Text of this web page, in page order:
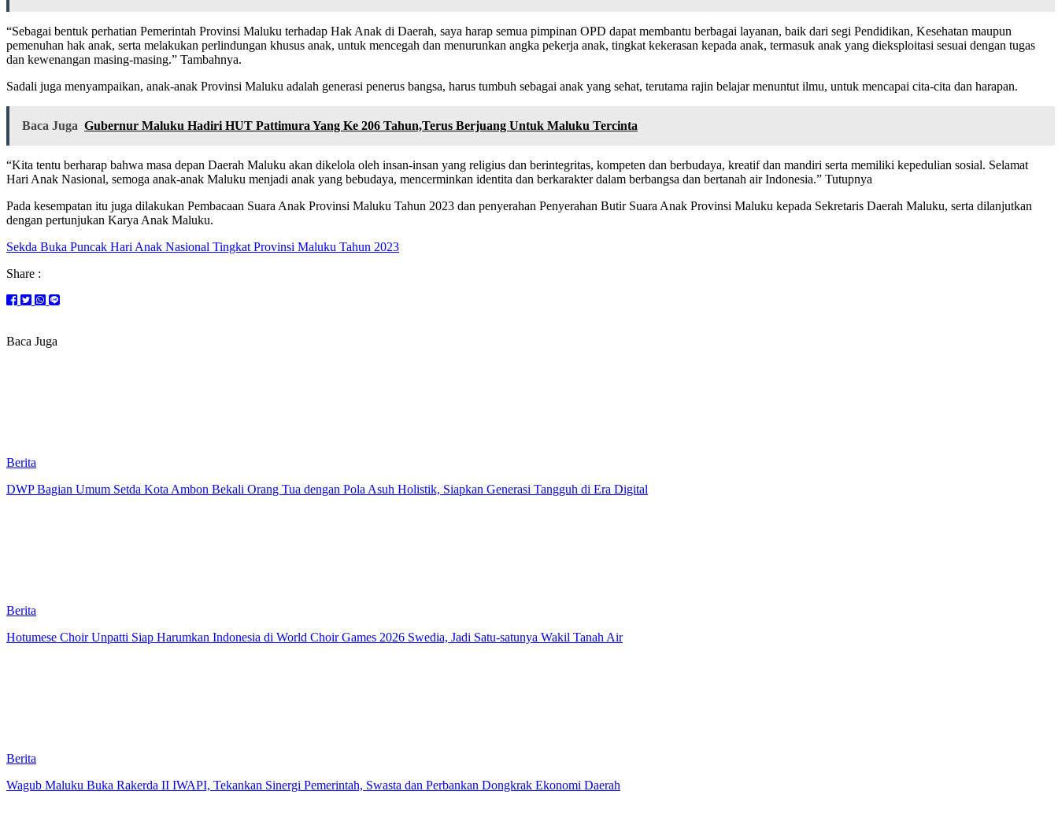
“Sebagai bentuk perhatian Pemerintah Provinsi Maluku terhadap Hak Anak di Daerah, saya harap semua pimpinan OPD dapat membantu berbagai layanan, baik dari segi Pendidikan, Kesehatan maupun
pemenuhan hak anak, serta melakukan perlindungan khusus anak, untuk mencegah dan menurunkan angka pekerja anak, tingkat kekerasan kepada anak, termasuk anak yang dieksploitasi sesuai dengan tugas
dan kewenangan masing-masing.” Tambahnya.
Sadali juga menyampaikan, anak-anak Provinsi Maluku adalah generasi penerus bangsa, harus tumbuh sebagai anak yang sehat, terutama rajin belajar menuntut ilmu, untuk mencapai cita-cita dan harapan.
Baca Juga Gubernur Maluku Hadiri HUT Pattimura Yang Ke 206 Tahun,Terus Berjuang Untuk Maluku Tercinta
“Kita tentu berharap bahwa masa depan Daerah Maluku akan dikelola oleh insan-insan yang religius dan berintegritas, kompeten dan berbudaya, kreatif dan mandiri serta memiliki kepedulian sosial. Selamat
Hari Anak Nasional, semoga anak-anak Maluku menjadi anak yang bebudaya, mencerminkan identita dan berkarakter dalam berbangsa dan bertanah air Indonesia.” Tutupnya
Pada kesempatan itu juga dilakukan Pembacaan Suara Anak Provinsi Maluku Tahun 2023 dan penyerahan Penyerahan Butir Suara Anak Provinsi Maluku kepada Sekretaris Daerah Maluku, serta dilanjutkan
dengan pertunjukan Karya Anak Maluku.
Sekda Buka Puncak Hari Anak Nasional Tingkat Provinsi Maluku Tahun 2023
Share :
Baca Juga
Berita
DWP Bagian Umum Setda Kota Ambon Bekali Orang Tua dengan Pola Asuh Holistik, Siapkan Generasi Tangguh di Era Digital
Berita
Hotumese Choir Unpatti Siap Harumkan Indonesia di World Choir Games 2026 Swedia, Jadi Satu-satunya Wakil Tanah Air
Berita
Wagub Maluku Buka Rakerda II IWAPI, Tekankan Sinergi Pemerintah, Swasta dan Perbankan Dongkrak Ekonomi Daerah